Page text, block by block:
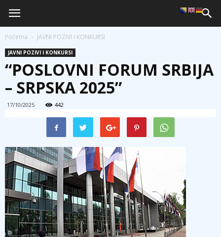
Početna JAVNI POZIVI I KONKURSI
JAVNI POZIVI I KONKURSI
“POSLOVNI FORUM SRBIJA
– SRPSKA 2025”
17/10/2025 442